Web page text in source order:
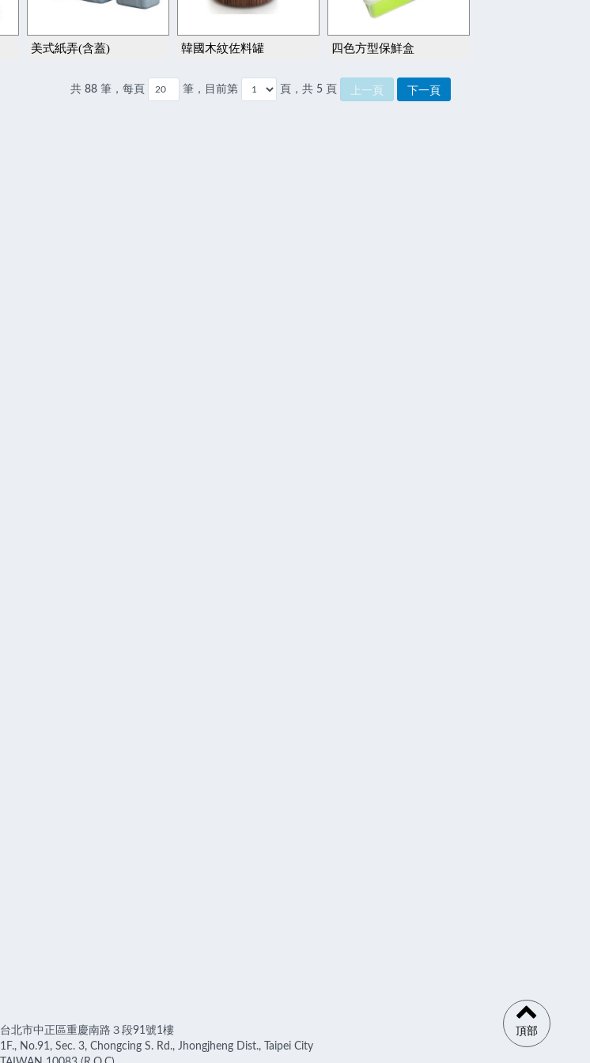
美式紙弄(含蓋) 韓國木紋佐料罐 四色方型保鮮盒
共 88 筆，每頁 筆，目前第 頁，共 5 頁 上一頁 下一頁
台北市中正區重慶南路３段91號1樓
1F., No.91, Sec. 3, Chongcing S. Rd., Jhongjheng Dist., Taipei City
頂部